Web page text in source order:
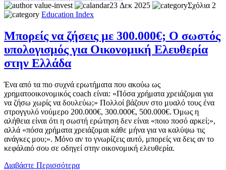
value-invest 23 Δεκ 2025
Σχόλια 2
Education Index
Μπορείς να ζήσεις με 300.000€; Ο σωστός
υπολογισμός για Οικονομική Ελευθερία
στην Ελλάδα
Ένα από τα πιο συχνά ερωτήματα που ακούω ως
χρηματοοικονομικός coach είναι: «Πόσα χρήματα χρειάζομαι για
να ζήσω χωρίς να δουλεύω;» Πολλοί βάζουν στο μυαλό τους ένα
στρογγυλό νούμερο 200.000€, 300.000€, 500.000€. Όμως η
αλήθεια είναι ότι η σωστή ερώτηση δεν είναι «ποιο ποσό αρκεί;»,
αλλά «πόσα χρήματα χρειάζομαι κάθε μήνα για να καλύψω τις
ανάγκες μου;». Μόνο αν το γνωρίζεις αυτό, μπορείς να δεις αν το
κεφάλαιό σου σε οδηγεί στην οικονομική ελευθερία.
Διαβάστε Περισσότερα